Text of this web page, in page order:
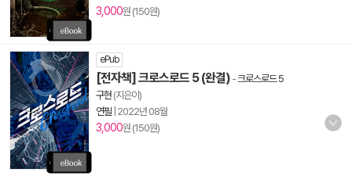
3,000원 (150원)
ePub
[전자책] 크로스로드 5 (완결) -크로스로드 5
구현 (지은이)
연필 2022년 08월
3,000원 (150원)